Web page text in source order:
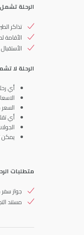
الرحلة تشمل
تذاكر
الأقامة لمدة 5 ليالى بفندق منتجع كاناريف جزر المالديف بفيلا صن
الرحلة لا
أي
أي
يمكن
متطلبات
جواز
مستند